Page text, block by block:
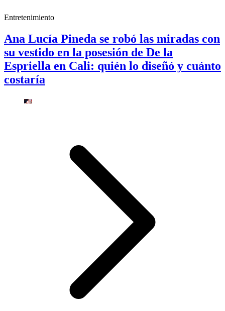
Entretenimiento
Ana Lucía Pineda se robó las miradas con
su vestido en la posesión de De la
Espriella en Cali: quién lo diseñó y cuánto
costaría